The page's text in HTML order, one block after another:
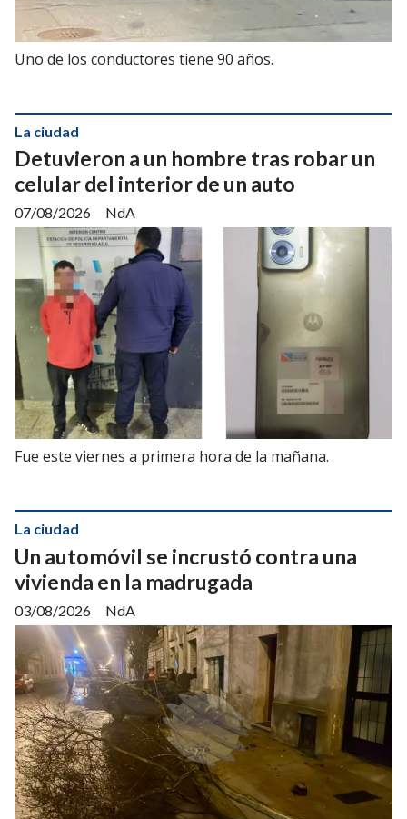
Uno de los conductores tiene 90 años.
Detuvieron a un hombre tras robar un
celular del interior de un auto
NdA
La ciudad
07/08/2026
Fue este viernes a primera hora de la mañana.
Un automóvil se incrustó contra una
vivienda en la madrugada
NdA
La ciudad
03/08/2026